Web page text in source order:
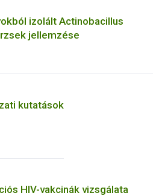
izolált Actinobacillus
jellemzése
kutatások
HIV-vakcinák vizsgálata